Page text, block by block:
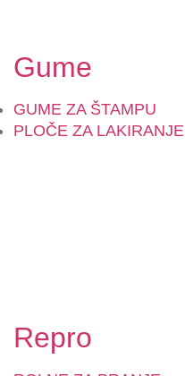
Gume
GUME ZA ŠTAMPU
PLOČE ZA LAKIRANJE
Repro